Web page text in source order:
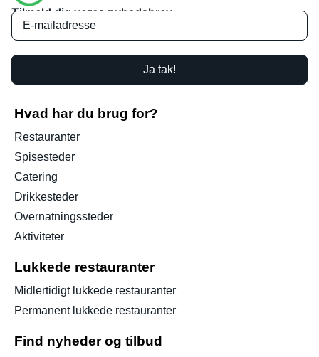
Tilmeld dig vores nyhedsbrev
Ja tak!
Hvad har du brug for?
Restauranter
Spisesteder
Catering
Drikkesteder
Overnatningssteder
Aktiviteter
Lukkede restauranter
Midlertidigt lukkede restauranter
Permanent lukkede restauranter
Find nyheder og tilbud